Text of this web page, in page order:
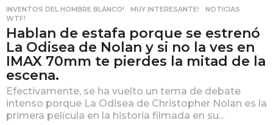
INVENTOS DEL HOMBRE BLANCO! ,MUY INTERESANTE! ,NOTICIAS
WTF!
Hablan de estafa porque se estrenó
La Odisea de Nolan y si no la ves en
IMAX 70mm te pierdes la mitad de la
escena.
Efectivamente, se ha vuelto un tema de debate
intenso porque La Odisea de Christopher Nolan es la
primera película en la historia filmada en su...